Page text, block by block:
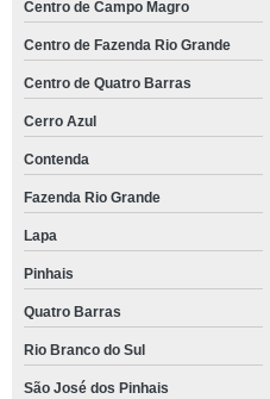
Centro de Campo Magro
Centro de Fazenda Rio Grande
Centro de Quatro Barras
Cerro Azul
Contenda
Fazenda Rio Grande
Lapa
Pinhais
Quatro Barras
Rio Branco do Sul
São José dos Pinhais